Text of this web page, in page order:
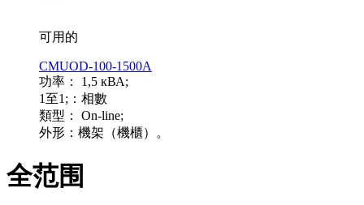
可用的
CMUOD-100-1500A
功率： 1,5 кВА;
1至1;：相數
類型： On-line;
外形：機架（機櫃）。
全范围